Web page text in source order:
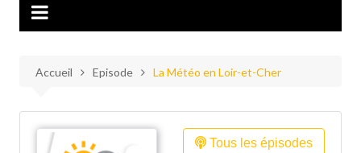
Accueil Episode La Météo en Loir-et-Cher
Tous les épisodes